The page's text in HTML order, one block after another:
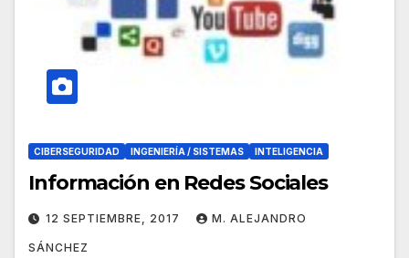
CIBERSEGURIDAD INGENIERÍA / SISTEMAS INTELIGENCIA
Información en Redes Sociales
12 SEPTIEMBRE, 2017 M. ALEJANDRO
SÁNCHEZ